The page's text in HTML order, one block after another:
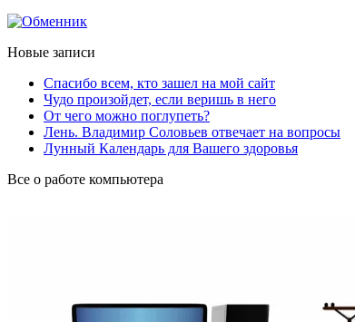
Новые записи
Спасибо всем, кто зашел на мой сайт
Чудо произойдет, если веришь в него
От чего можно поглупеть?
Лень. Владимир Соловьев отвечает на вопросы
Лунный Календарь для Вашего здоровья
Все о работе компьютера